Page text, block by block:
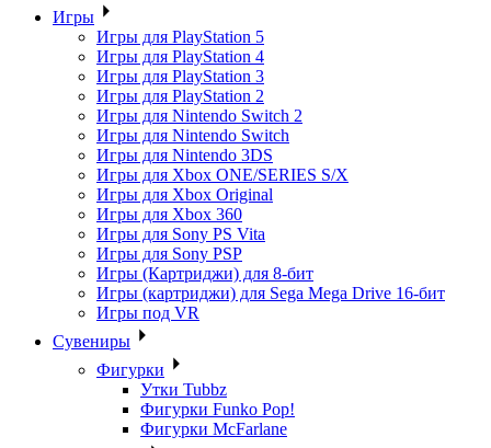
Игры
Игры для PlayStation 5
Игры для PlayStation 4
Игры для PlayStation 3
Игры для PlayStation 2
Игры для Nintendo Switch 2
Игры для Nintendo Switch
Игры для Nintendo 3DS
Игры для Xbox ONE/SERIES S/X
Игры для Xbox Original
Игры для Xbox 360
Игры для Sony PS Vita
Игры для Sony PSP
Игры (Картриджи) для 8-бит
Игры (картриджи) для Sega Mega Drive 16-бит
Игры под VR
Сувениры
Фигурки
Утки Tubbz
Фигурки Funko Pop!
Фигурки McFarlane